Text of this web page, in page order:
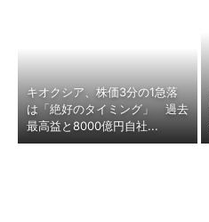
キオクシア、株価3分の1急落
は「絶好のタイミング」 過去
最高益と8000億円自社...